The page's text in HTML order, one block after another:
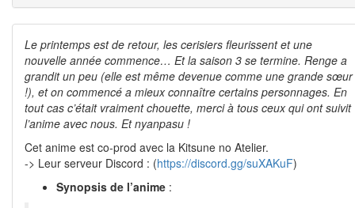
Le printemps est de retour, les cerisiers fleurissent et une
nouvelle année commence… Et la saison 3 se termine. Renge a
grandit un peu (elle est même devenue comme une grande sœur
!), et on commencé a mieux connaître certains personnages. En
tout cas c’était vraiment chouette, merci à tous ceux qui ont suivit
l’anime avec nous. Et nyanpasu !
Cet anime est co-prod avec la Kitsune no Atelier.
-> Leur serveur Discord : (https://discord.gg/suXAKuF)
Synopsis de l’anime :